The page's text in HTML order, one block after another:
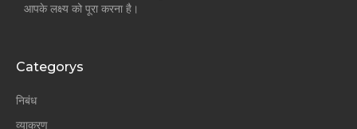
आपके लक्ष्य को पूरा करना है।
Categorys
निबंध
व्याकरण